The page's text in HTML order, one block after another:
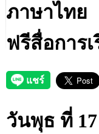
ภาษาไทย
ฟรีสื่อการ
วันพุธ ที่